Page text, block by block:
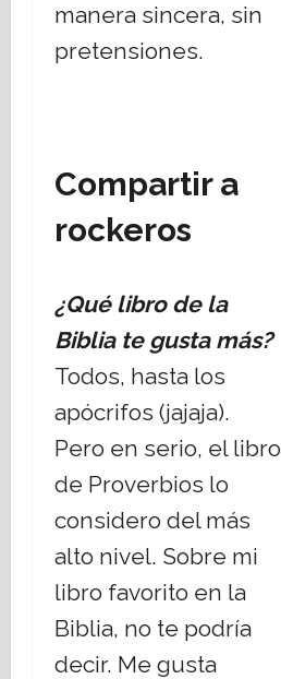
manera sincera, sin
pretensiones.
Compartir a
rockeros
¿Qué libro de la
Biblia te gusta más?
Todos, hasta los
apócrifos (jajaja).
Pero en serio, el libro
de Proverbios lo
considero del más
alto nivel. Sobre mi
libro favorito en la
Biblia, no te podría
decir. Me gusta